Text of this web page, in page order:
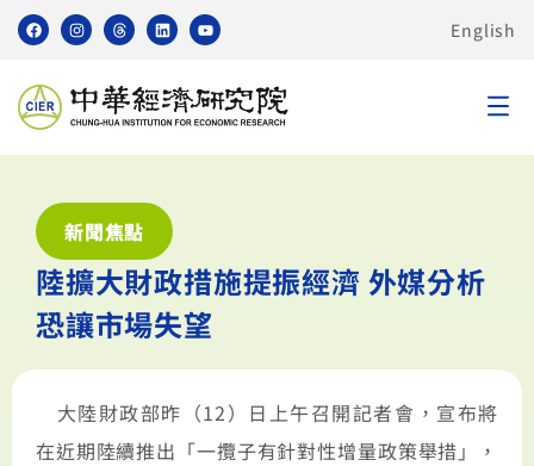
English
新聞焦點
陸擴大財政措施提振經濟 外媒分析
恐讓市場失望
大陸財政部昨（12）日上午召開記者會，宣布將
在近期陸續推出「一攬子有針對性增量政策舉措」，